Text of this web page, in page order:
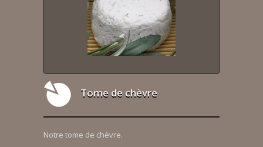
Tome de chèvre
Notre tome de chèvre.